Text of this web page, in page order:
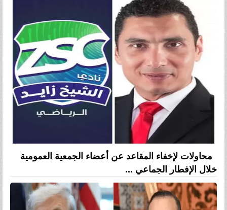
محاولات لإخفاء المقاعد عن أعضاء الجمعية العمومية
خلال الإفطار الجماعي ...